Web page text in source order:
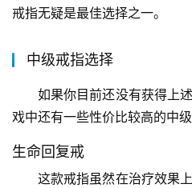
戒指无疑是最佳选择之一。
中级戒指选择
如果你目前还没有获得上
戏中还有一些性价比较高的中
生命回复戒
这款戒指虽然在治疗效果